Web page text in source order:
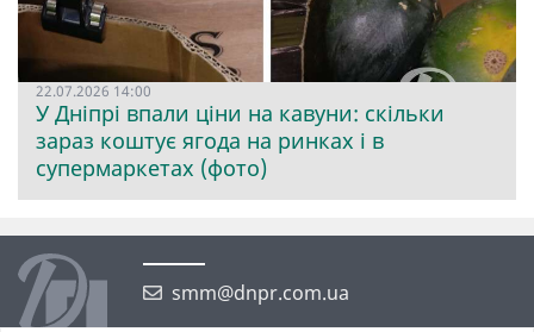
22.07.2026 14:00
У Дніпрі впали ціни на кавуни: скільки
зараз коштує ягода на ринках і в
супермаркетах (фото)
smm@dnpr.com.ua